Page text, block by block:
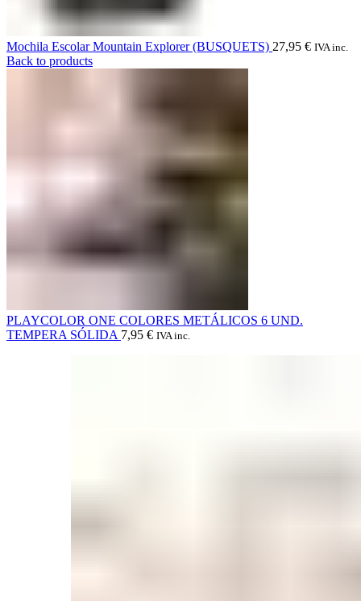
Mochila Escolar Mountain Explorer (BUSQUETS) 27,95 € IVA inc.
Back to products
PLAYCOLOR ONE COLORES METÁLICOS 6 UND.
TEMPERA SÓLIDA 7,95 € IVA inc.